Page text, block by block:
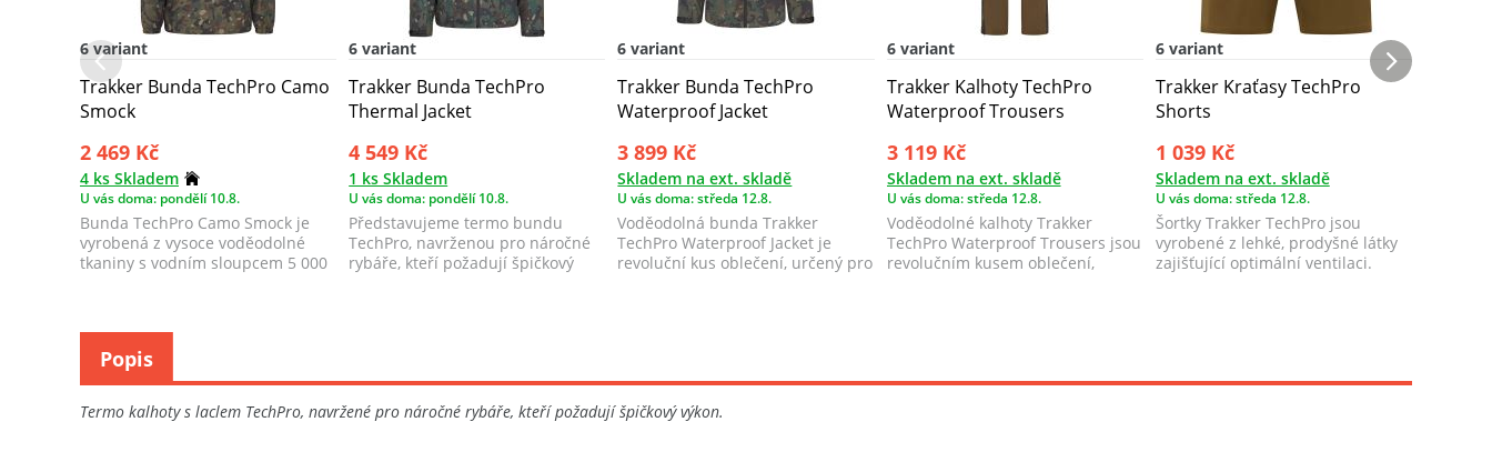
6 variant
Trakker Bunda TechPro Camo
Smock
2 469 Kč
4 ks Skladem
U vás doma: pondělí 10.8.
Bunda TechPro Camo Smock je
vyrobená z vysoce voděodolné
tkaniny s vodním sloupcem 5 000
6 variant
Trakker Bunda TechPro
Thermal Jacket
4 549 Kč
1 ks Skladem
U vás doma: pondělí 10.8.
Představujeme termo bundu
TechPro, navrženou pro náročné
rybáře, kteří požadují špičkový
6 variant
Trakker Bunda TechPro
Waterproof Jacket
3 899 Kč
Skladem na ext. skladě
U vás doma: středa 12.8.
Voděodolná bunda Trakker
TechPro Waterproof Jacket je
revoluční kus oblečení, určený pro
6 variant
Trakker Kalhoty TechPro
Waterproof Trousers
3 119 Kč
Skladem na ext. skladě
U vás doma: středa 12.8.
Voděodolné kalhoty Trakker
TechPro Waterproof Trousers jsou
revolučním kusem oblečení,
6 variant
Trakker Kraťasy TechPro
Shorts
1 039 Kč
Skladem na ext. skladě
U vás doma: středa 12.8.
Šortky Trakker TechPro jsou
vyrobené z lehké, prodyšné látky
zajišťující optimální ventilaci.
Termo kalhoty s laclem TechPro, navržené pro náročné rybáře, kteří požadují špičkový výkon.
Popis